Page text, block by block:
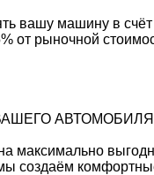
вашу машину в счёт
от рыночной
АВТОМОБИЛЯ
максимально
создаём